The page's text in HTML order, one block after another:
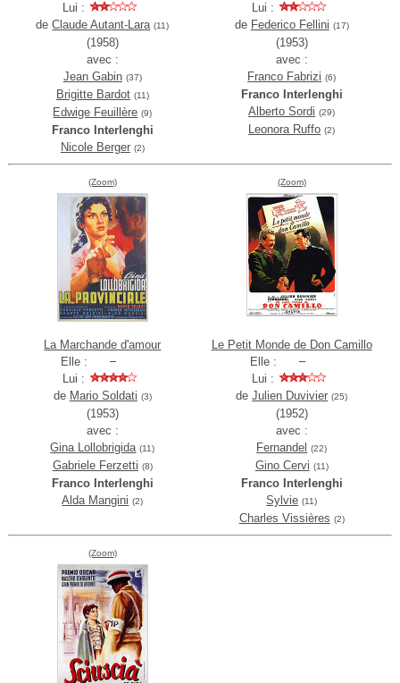
Lui :
deClaude Autant-Lara (11)
(1958)
avec :
Jean Gabin (37)
Brigitte Bardot (11)
Edwige Feuillère (9)
Franco Interlenghi
Nicole Berger (2)
Lui :
de Federico Fellini (17)
(1953)
avec :
Franco Fabrizi (6)
Franco Interlenghi
Alberto Sordi (29)
Leonora Ruffo (2)
(Zoom)
La Marchande d'amour
Elle :
Lui :
de Mario Soldati (3)
(1953)
avec :
Gina Lollobrigida (11)
Gabriele Ferzetti (8)
Franco Interlenghi
Alda Mangini (2)
(Zoom)
Le Petit Monde de Don Camillo
Elle :
Lui :
deJulien Duvivier (25)
(1952)
avec :
Fernandel
(22)
Gino Cervi (11)
Franco Interlenghi
Sylvie (11)
Charles Vissières (2)
(Zoom)